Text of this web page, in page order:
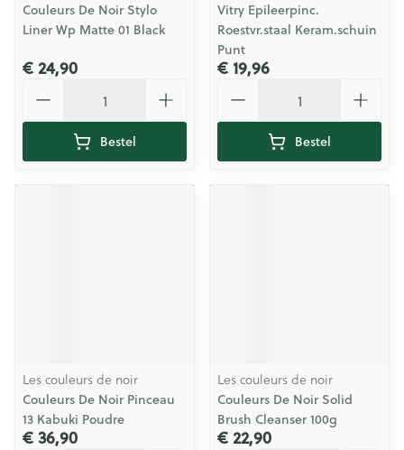
Couleurs De Noir Stylo
Liner Wp Matte 01 Black
€ 24,90
Bestel
Vitry Epileerpinc.
Roestvr.staal Keram.schuin
Punt
€ 19,96
Bestel
Les couleurs de noir
Couleurs De Noir Pinceau
13 Kabuki Poudre
€ 36,90
Les couleurs de noir
Couleurs De Noir Solid
Brush Cleanser 100g
€ 22,90